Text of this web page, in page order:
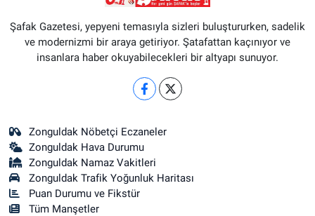
Şafak Gazetesi, yepyeni temasıyla sizleri buluştururken, sadelik
ve modernizmi bir araya getiriyor. Şatafattan kaçınıyor ve
insanlara haber okuyabilecekleri bir altyapı sunuyor.
Zonguldak Nöbetçi Eczaneler
Zonguldak Hava Durumu
Zonguldak Namaz Vakitleri
Zonguldak Trafik Yoğunluk Haritası
Puan Durumu ve Fikstür
Tüm Manşetler